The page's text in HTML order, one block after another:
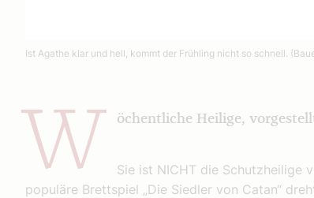
Ist Agathe klar und hell, kommt der Frühling nicht so schnell.
W öchentliche Heilige,
Sie ist NICHT die Schutzheilige
populäre Brettspiel „Die Siedler von Catan“